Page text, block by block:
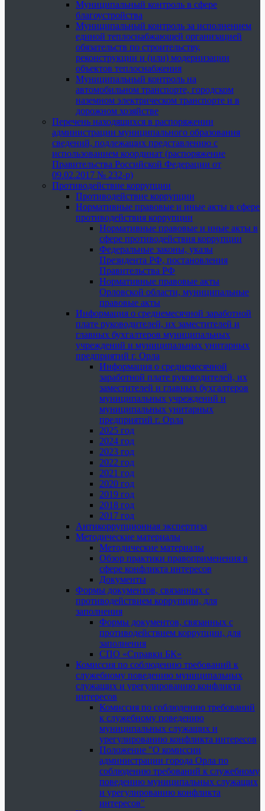
Муниципальный контроль в сфере
благоустройства
Муниципальный контроль за исполнением
единой теплоснабжающей организацией
обязательств по строительству,
реконструкции и (или) модернизации
объектов теплоснабжения
Муниципальный контроль на
автомобильном транспорте, городском
наземном электрическом транспорте и в
дорожном хозяйстве
Перечень находящихся в распоряжении
администрации муниципального образования
сведений, подлежащих представлению с
использованием координат (распоряжение
Правительства Российской Федерации от
09.02.2017 № 232-р)
Противодействие коррупции
Противодействие коррупции
Нормативные правовые и иные акты в сфере
противодействия коррупции
Нормативные правовые и иные акты в
сфере противодействия коррупции
Федеральные законы, указы
Президента РФ, постановления
Правительства РФ
Нормативные правовые акты
Орловской области, муниципальные
правовые акты
Информация о среднемесячной заработной
плате руководителей, их заместителей и
главных бухгалтеров муниципальных
учреждений и муниципальных унитарных
предприятий г. Орла
Информация о среднемесячной
заработной плате руководителей, их
заместителей и главных бухгалтеров
муниципальных учреждений и
муниципальных унитарных
предприятий г. Орла
2025 год
2024 год
2023 год
2022 год
2021 год
2020 год
2019 год
2018 год
2017 год
Антикоррупционная экспертиза
Методические материалы
Методические материалы
Обзор практики правоприменения в
сфере конфликта интересов
Документы
Формы документов, связанных с
противодействием коррупции, для
заполнения
Формы документов, связанных с
противодействием коррупции, для
заполнения
СПО «Справки БК»
Комиссия по соблюдению требований к
служебному поведению муниципальных
служащих и урегулированию конфликта
интересов
Комиссия по соблюдению требований
к служебному поведению
муниципальных служащих и
урегулированию конфликта интересов
Положение "О комиссии
администрации города Орла по
соблюдению требований к служебному
поведению муниципальных служащих
и урегулированию конфликта
интересов"